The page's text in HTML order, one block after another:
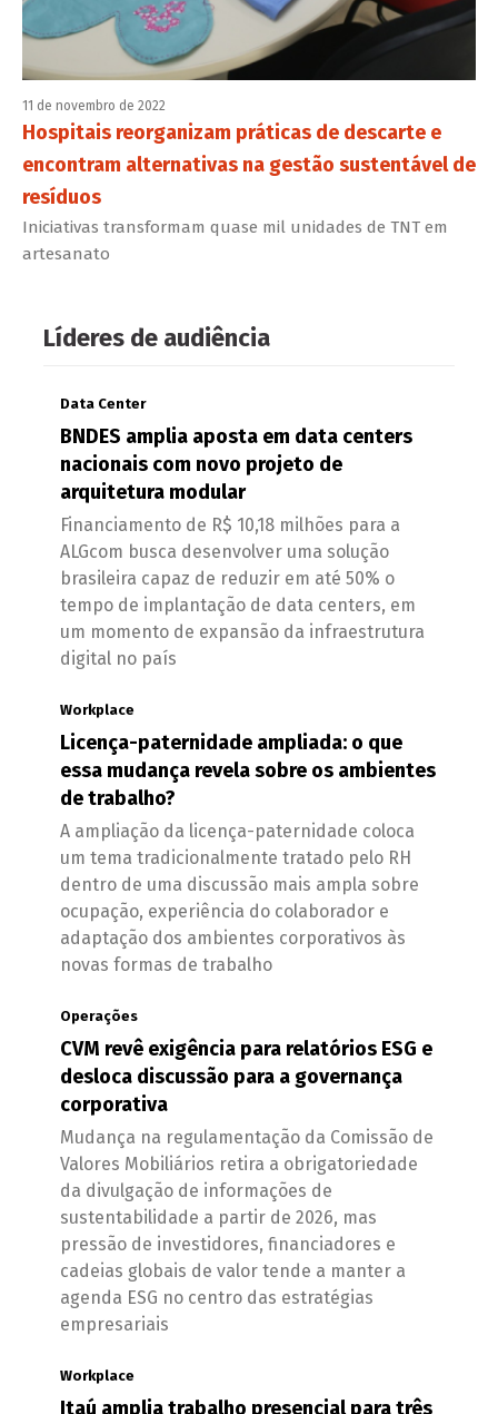
11 de novembro de 2022
Hospitais reorganizam práticas de descarte e
encontram alternativas na gestão sustentável de
resíduos
Iniciativas transformam quase mil unidades de TNT em
artesanato
Líderes de audiência
Data Center
BNDES amplia aposta em data centers
nacionais com novo projeto de
arquitetura modular
Financiamento de R$ 10,18 milhões para a
ALGcom busca desenvolver uma solução
brasileira capaz de reduzir em até 50% o
tempo de implantação de data centers, em
um momento de expansão da infraestrutura
digital no país
Workplace
Licença-paternidade ampliada: o que
essa mudança revela sobre os ambientes
de trabalho?
A ampliação da licença-paternidade coloca
um tema tradicionalmente tratado pelo RH
dentro de uma discussão mais ampla sobre
ocupação, experiência do colaborador e
adaptação dos ambientes corporativos às
novas formas de trabalho
Operações
CVM revê exigência para relatórios ESG e
desloca discussão para a governança
corporativa
Mudança na regulamentação da Comissão de
Valores Mobiliários retira a obrigatoriedade
da divulgação de informações de
sustentabilidade a partir de 2026, mas
pressão de investidores, financiadores e
cadeias globais de valor tende a manter a
agenda ESG no centro das estratégias
empresariais
Workplace
Itaú amplia trabalho presencial para três